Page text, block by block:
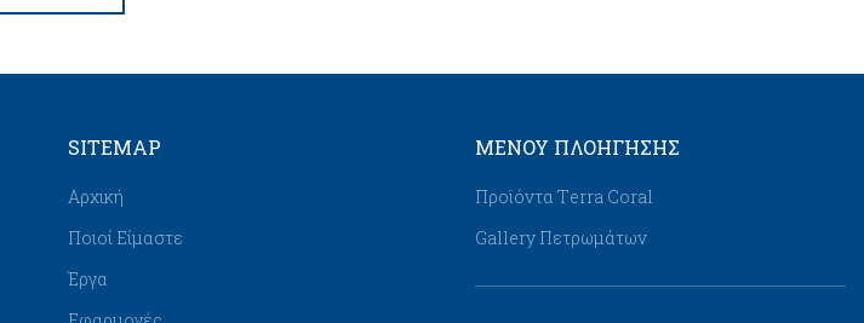
SITEMAP
Αρχική
Ποιοί Είμαστε
Έργα
ΜΕΝΟΥ ΠΛΟΉΓΗΣΗΣ
Προϊόντα Τerra Coral
Gallery Πετρωμάτων